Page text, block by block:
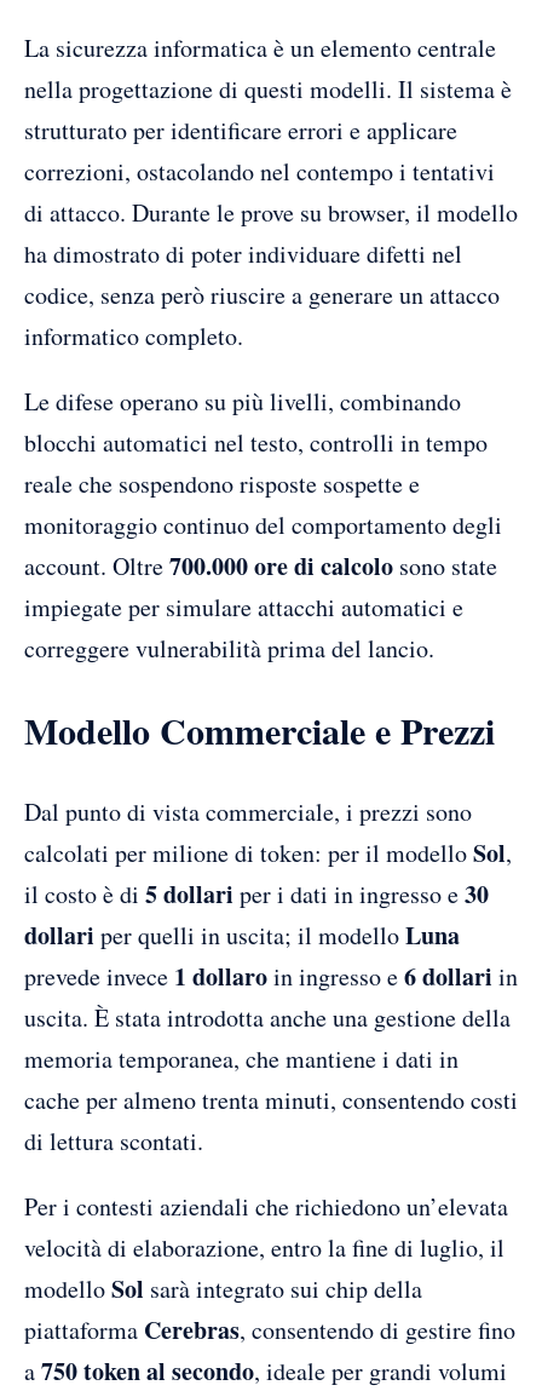
La sicurezza informatica è un elemento centrale
nella progettazione di questi modelli. Il sistema è
strutturato per identificare errori e applicare
correzioni, ostacolando nel contempo i tentativi
di attacco. Durante le prove su browser, il modello
ha dimostrato di poter individuare difetti nel
codice, senza però riuscire a generare un attacco
informatico completo.
Le difese operano su più livelli, combinando
blocchi automatici nel testo, controlli in tempo
reale che sospendono risposte sospette e
monitoraggio continuo del comportamento degli
account. Oltre700.000 ore di calcolo sono state
impiegate per simulare attacchi automatici e
correggere vulnerabilità prima del lancio.
Modello Commerciale e Prezzi
Dal punto di vista commerciale, i prezzi sono
calcolati per milione di token: per il modelloSol,
il costo è di 5 dollari per i dati in ingresso e30
dollari per quelli in uscita; il modelloLuna
prevede invece 1 dollaroin ingresso e6 dollari in
uscita. È stata introdotta anche una gestione della
memoria temporanea, che mantiene i dati in
cache per almeno trenta minuti, consentendo costi
di lettura scontati.
Per i contesti aziendali che richiedono un’elevata
velocità di elaborazione, entro la fine di luglio, il
modelloSol sarà integrato sui chip della
piattaforma Cerebras, consentendo di gestire fino
a750 token al secondo, ideale per grandi volumi